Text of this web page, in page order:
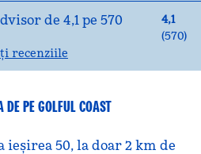
4,1
(570)
recenziile
DE PE GOLFUL COAST
ieșirea 50, la doar 2 km de